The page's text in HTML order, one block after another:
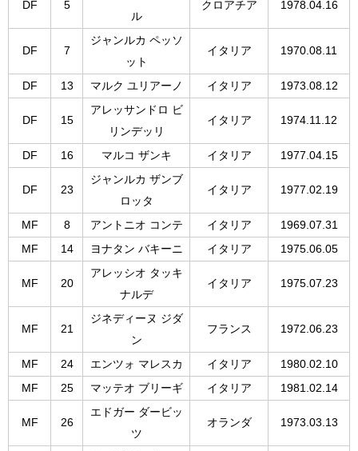
DF 5
ル
クロアチア 1978.04.16
DF 7
ジャンルカ ペッソ
ット
イタリア 1970.08.11
DF 13 マルク ユリアーノ イタリア 1973.08.12
DF 15
アレッサンドロ ビ
リンデッリ
イタリア 1974.11.12
DF 16 マルコ ザンキ イタリア 1977.04.15
DF 23
ジャンルカ ザンブ
ロッタ
イタリア 1977.02.19
MF 8 アントニオ コンテ イタリア
1969.07.31
MF
14 ヨナタン バキーニ イタリア 1975.06.05
MF 20
アレッシオ タッキ
ナルデ
イタリア 1975.07.23
MF 21
ジネディーヌ ジダ
ン
フランス 1972.06.23
MF 24 エンツォ マレスカ イタリア
1980.02.10
MF
25 マッテオ ブリーギ イタリア 1981.02.14
MF 26
エドガー ダービッ
ツ
オランダ 1973.03.13